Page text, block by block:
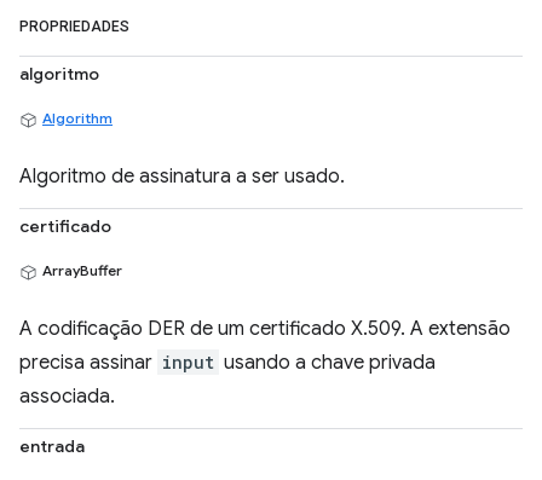
PROPRIEDADES
algoritmo
Algorithm
Algoritmo de assinatura a ser usado.
certificado
ArrayBuffer
A codificação DER de um certificado X.509. A extensão
precisa assinar input usando a chave privada
associada.
entrada